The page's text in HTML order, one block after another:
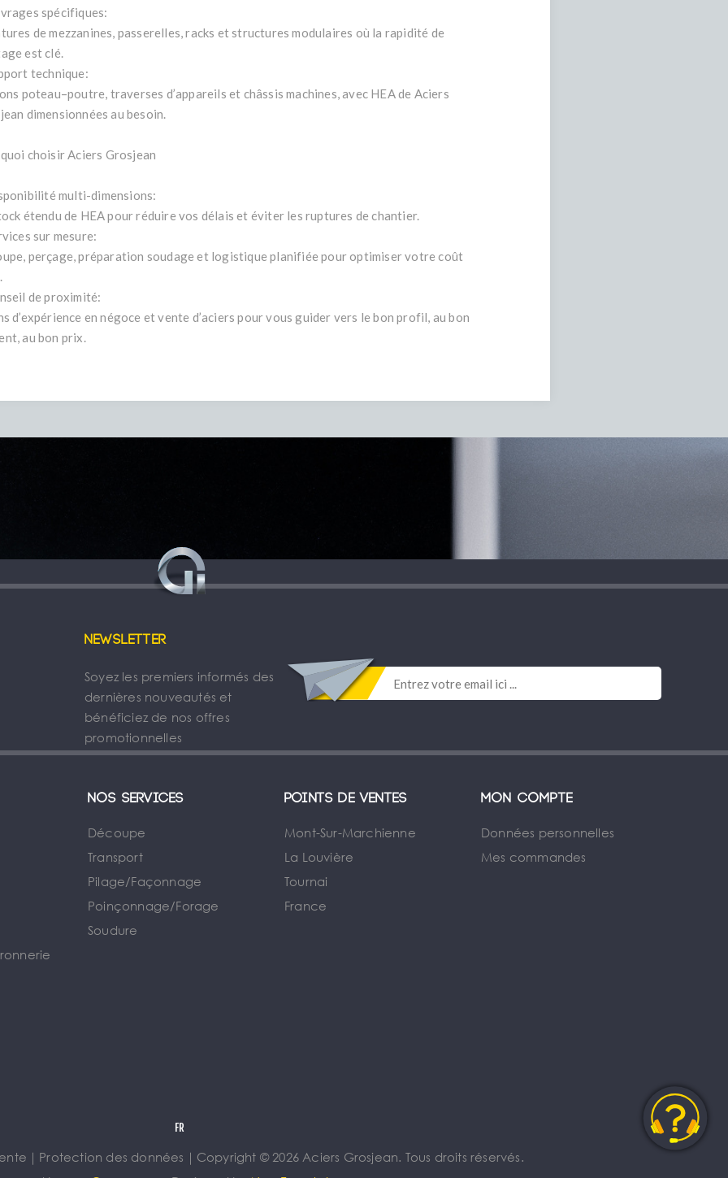
spécifiques:
de mezzanines, passerelles, racks et structures modulaires où la rapidité de
est clé.
technique:
poteau–poutre, traverses d’appareils et châssis machines, avec HEA de Aciers
dimensionnées au besoin.
choisir Aciers Grosjean
multi-dimensions:
étendu de HEA pour réduire vos délais et éviter les ruptures de chantier.
sur mesure:
perçage, préparation soudage et logistique planifiée pour optimiser votre coût
de proximité:
d’expérience en négoce et vente d’aciers pour vous guider vers le bon profil, au bon
au bon prix.
Newsletter
Soyez les premiers informés des
dernières nouveautés et
bénéficiez de nos offres
promotionnelles
Nos services
Découpe
Transport
Pilage/Façonnage
Poinçonnage/Forage
Soudure
Points de ventes
Mont-Sur-Marchienne
La Louvière
Tournai
France
Mon compte
Données personnelles
Mes commandes
｜ Protection des données ｜ Copyright © 2026 Aciers Grosjean. Tous droits réservés.